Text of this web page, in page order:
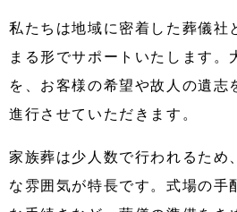
私たちは地域に密着した葬儀社
まる形でサポートいたします。
を、お客様の希望や故人の遺志
進行させていただきます。
家族葬は少人数で行われるため
な雰囲気が特長です。式場の手